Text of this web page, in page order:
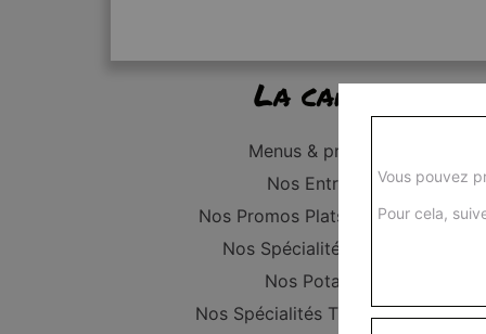
La carte
Menus & promos
Nos Entrées
Nos Promos Plats Composer
Nos Spécialités vapeur
Nos Potages
Nos Spécialités Thaïlandaises
Vous pouvez
Pour cela,